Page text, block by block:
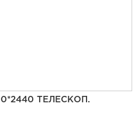
ТЕЛЕСКОП.